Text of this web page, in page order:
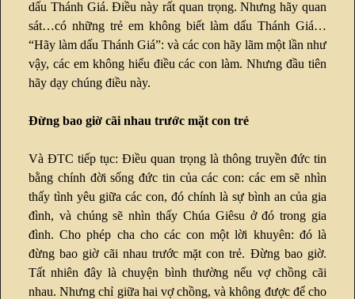
dấu Thánh Giá. Điều này rất quan trọng. Nhưng hãy quan
sát…có những trẻ em không biết làm dấu Thánh Giá…
“Hãy làm dấu Thánh Giá”: và các con hãy lãm một lần như
vậy, các em không hiểu điều các con làm. Nhưng đầu tiên
hãy dạy chúng điều này.
Đừng bao giờ cãi nhau trước mặt con trẻ
Và ĐTC tiếp tục: Điều quan trọng là thông truyền đức tin
bằng chính đời sống đức tin của các con: các em sẽ nhìn
thấy tình yêu giữa các con, đó chính là sự bình an của gia
đình, và chúng sẽ nhìn thấy Chúa Giêsu ở đó trong gia
đình. Cho phép cha cho các con một lời khuyên: đó là
đừng bao giờ cãi nhau trước mặt con trẻ. Đừng bao giờ.
Tất nhiên đây là chuyện bình thường nếu vợ chồng cãi
nhau. Nhưng chỉ giữa hai vợ chồng, và không được để cho